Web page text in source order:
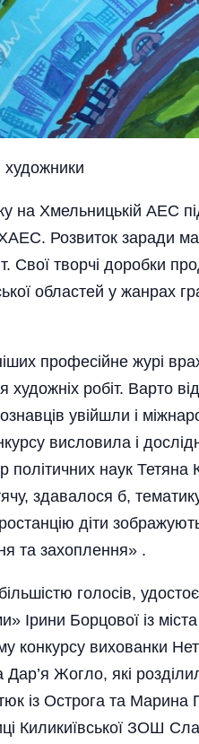
художники
на Хмельницькій АЕС
Розвиток заради
Свої творчі доробки
областей у жанрах
професійне журі
художніх робіт. Варто
увійшли і
висловила і
політичних наук
здавалося б,
діти
та захоплення» .
голосів,
Ірини Борцової із
конкурсу вихованки
Жогло, які
із Острога та Марина
Киликиївської ЗОШ